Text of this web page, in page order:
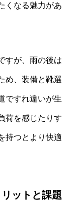
くなる魅力があ
すが、雨の後は
め、装備と靴選
ですれ違いが生
荷を感じたりす
持つとより快適
ットと課題